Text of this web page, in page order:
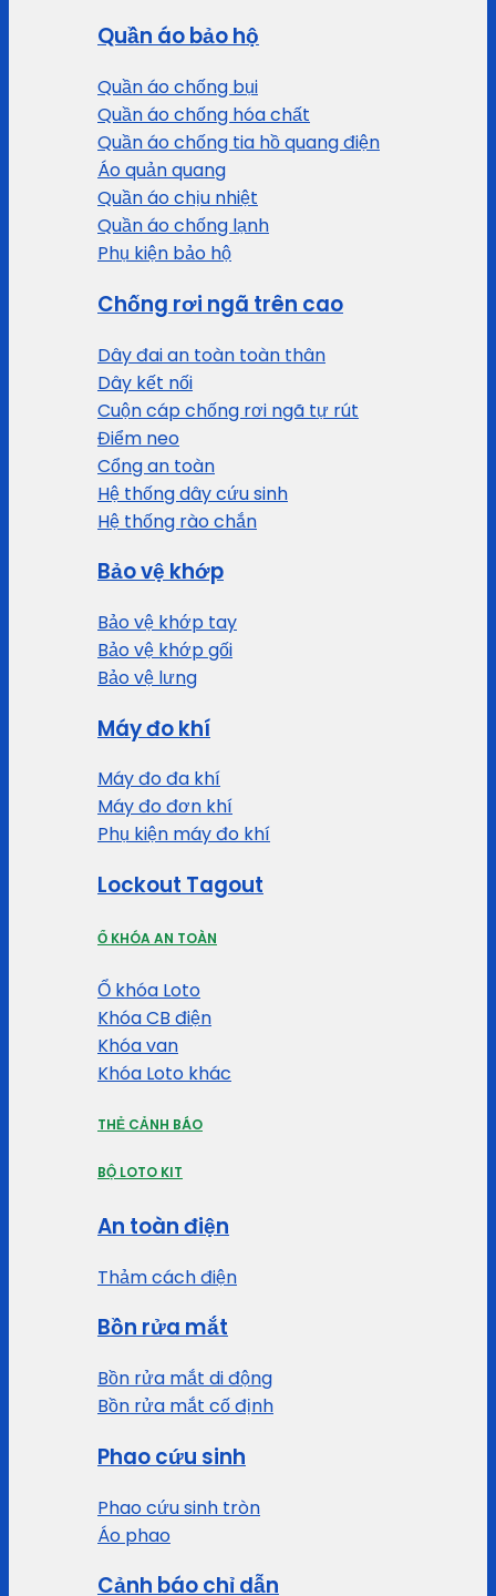
Quần áo bảo hộ
Quần áo chống bụi
Quần áo chống hóa chất
Quần áo chống tia hồ quang điện
Áo quản quang
Quần áo chịu nhiệt
Quần áo chống lạnh
Phụ kiện bảo hộ
Chống rơi ngã trên cao
Dây đai an toàn toàn thân
Dây kết nối
Cuộn cáp chống rơi ngã tự rút
Điểm neo
Cổng an toàn
Hệ thống dây cứu sinh
Hệ thống rào chắn
Bảo vệ khớp
Bảo vệ khớp tay
Bảo vệ khớp gối
Bảo vệ lưng
Máy đo khí
Máy đo đa khí
Máy đo đơn khí
Phụ kiện máy đo khí
Lockout Tagout
Ổ KHÓA AN TOÀN
Ổ khóa Loto
Khóa CB điện
Khóa van
Khóa Loto khác
THẺ CẢNH BÁO
BỘ LOTO KIT
An toàn điện
Thảm cách điện
Bồn rửa mắt
Bồn rửa mắt di động
Bồn rửa mắt cố định
Phao cứu sinh
Phao cứu sinh tròn
Áo phao
Cảnh báo chỉ dẫn